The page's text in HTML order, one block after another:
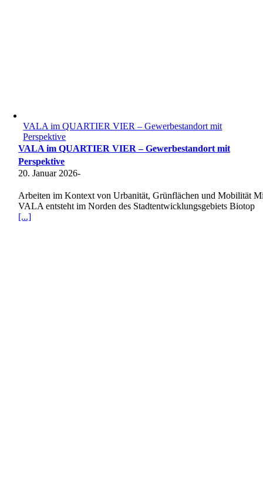
VALA im QUARTIER VIER – Gewerbestandort mit
Perspektive
VALA im QUARTIER VIER – Gewerbestandort mit
Perspektive
20. Januar 2026-
Arbeiten im Kontext von Urbanität, Grünflächen und Mobilität
VALA entsteht im Norden des Stadtentwicklungsgebiets Biotop
[...]